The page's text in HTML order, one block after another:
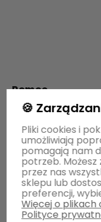
Pomoc
Moje konto
Płatności i
Informacje
🍪
Pliki cookies i
umożliwiają
pomagają nam
potrzeb.
przez nas
sklepu lub
preferencji,
Więcej o plikach
Polityce